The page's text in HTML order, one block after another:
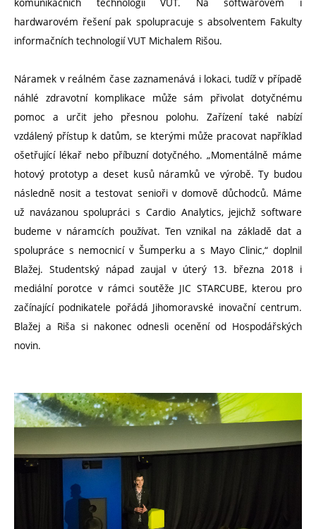
komunikačních technologií VUT. Na softwarovém i
hardwarovém řešení pak spolupracuje s absolventem Fakulty
informačních technologií VUT Michalem Rišou.
Náramek v reálném čase zaznamenává i lokaci, tudíž v případě
náhlé zdravotní komplikace může sám přivolat dotyčnému
pomoc a určit jeho přesnou polohu. Zařízení také nabízí
vzdálený přístup k datům, se kterými může pracovat například
ošetřující lékař nebo příbuzní dotyčného. „Momentálně máme
hotový prototyp a deset kusů náramků ve výrobě. Ty budou
následně nosit a testovat senioři v domově důchodců. Máme
už navázanou spolupráci s Cardio Analytics, jejichž software
budeme v náramcích používat. Ten vznikal na základě dat a
spolupráce s nemocnicí v Šumperku a s Mayo Clinic,“ doplnil
Blažej. Studentský nápad zaujal v úterý 13. března 2018 i
mediální porotce v rámci soutěže JIC STARCUBE, kterou pro
začínající podnikatele pořádá Jihomoravské inovační centrum.
Blažej a Riša si nakonec odnesli ocenění od Hospodářských
novin.